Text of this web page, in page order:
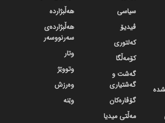
سیاسی
ڤیدیۆ
کەلتوری
کۆمەڵگا
گه‌شت و
گه‌شتیاری
گۆڤاره‌کان
مەڵتی میدیا
هەڵبژاردە
هەڵبژاردەی
سەرنووسەر
وتار
وتووێژ
وەرزش
وێنە